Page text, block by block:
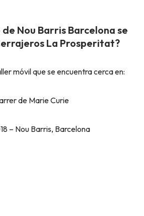
Nou Barris Barcelona se
La Prosperitat?
móvil que se encuentra cerca en:
de Marie Curie
– Nou Barris, Barcelona